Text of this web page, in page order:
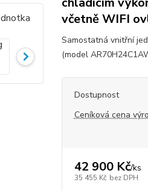
včetně WIFI
Samostatná vnitřní
(model
Dostupnost
Ceníková cena
42 900 Kč/ks
35 455 Kč bez DPH